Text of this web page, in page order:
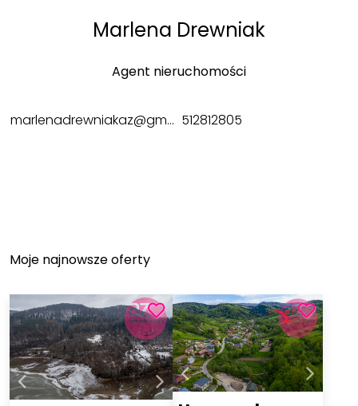
Marlena Drewniak
Agent nieruchomości
marlenadrewniakaz@gmail.com 512812805
Moje najnowsze oferty